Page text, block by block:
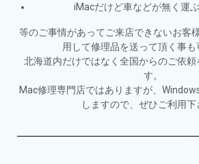
iMacだけど車などが無く運
等のご事情があってご来店できないお客
用して修理品を送って頂く事も
北海道内だけではなく全国からのご依頼
す。
Mac修理専門店ではありますが、
しますので、ぜひご利用下